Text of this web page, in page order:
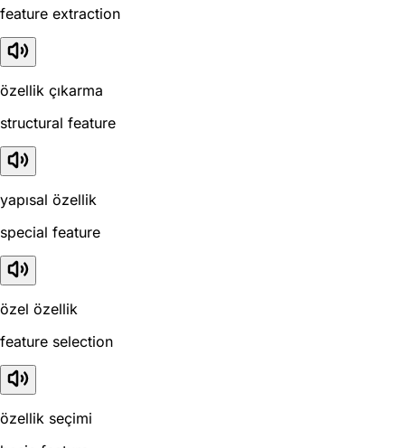
feature extraction
özellik çıkarma
structural feature
yapısal özellik
special feature
özel özellik
feature selection
özellik seçimi